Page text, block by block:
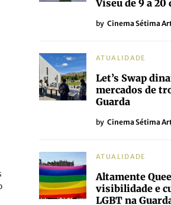
Viseu de 9 a 20
by Cinema Sétima
ATUALIDADE
Let’s Swap
mercados de
Guarda
by Cinema Sétima
ATUALIDADE
Altamente
visibilidade e
LGBT na